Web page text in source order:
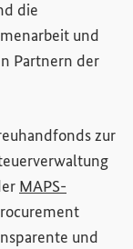
die
und
Partnern der
zur
MAPS-
und